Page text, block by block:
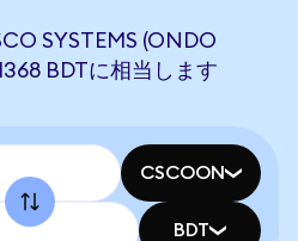
SYSTEMS (ONDO
BDTに相当します
CSCOON
BDT